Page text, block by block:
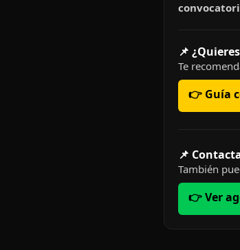
📌
Te
👉 Guía
📌
También
👉 Ver